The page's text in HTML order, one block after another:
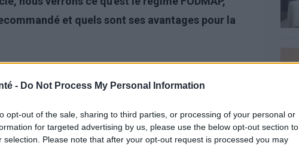
- Do Not Process My Personal Information
opt-out of the sale, sharing to third parties, or processing of your personal or
for targeted advertising by us, please use the below opt-out section to
selection. Please note that after your opt-out request is processed you may
et quels sont ses avantages pour la